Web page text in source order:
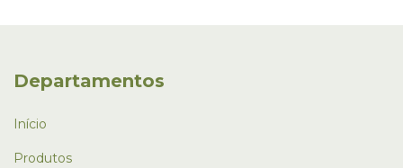
Departamentos
Início
Produtos